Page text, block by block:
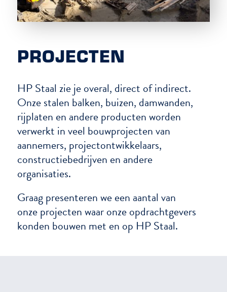
PROJECTEN
HP Staal zie je overal, direct of indirect.
Onze stalen balken, buizen, damwanden,
rijplaten en andere producten worden
verwerkt in veel bouwprojecten van
aannemers, projectontwikkelaars,
constructiebedrijven en andere
organisaties.
Graag presenteren we een aantal van
onze projecten waar onze opdrachtgevers
konden bouwen met en op HP Staal.